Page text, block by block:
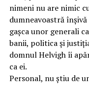
nimeni nu are nimic
dumneavoastră
gașca unor generali
banii, politica și
domnul Helvigh îi
ca ei.
Personal, nu știu de